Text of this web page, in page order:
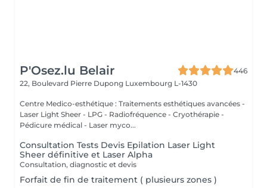
P'Osez.lu Belair
446
22, Boulevard Pierre Dupong Luxembourg L-1430
Centre Medico-esthétique : Traitements esthétiques avancées -
Laser Light Sheer - LPG - Radiofréquence - Cryothérapie -
Pédicure médical - Laser myco...
Consultation Tests Devis Epilation Laser Light
Sheer définitive et Laser Alpha
Consultation, diagnostic et devis
Forfait de fin de traitement ( plusieurs zones )